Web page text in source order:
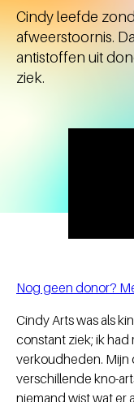
Cindy leefde
afweerstoornis.
antistoffen uit
ziek.
Nog geen donor?
Cindy Arts was als
constant ziek; ik
verkoudheden. Mijn
verschillende kno-
niemand wist wat er